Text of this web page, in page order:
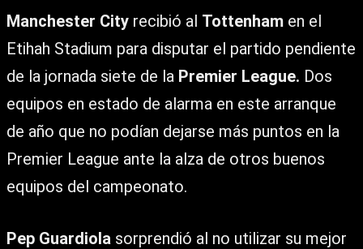
Manchester City recibió al Tottenham en el
Etihah Stadium para disputar el partido pendiente
de la jornada siete de la Premier League. Dos
equipos en estado de alarma en este arranque
de año que no podían dejarse más puntos en la
Premier League ante la alza de otros buenos
equipos del campeonato.
Pep Guardiola sorprendió al no utilizar su mejor